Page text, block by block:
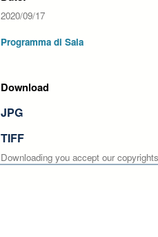
2020/09/17
Programma di Sala
Download
JPG
TIFF
Downloading you accept our